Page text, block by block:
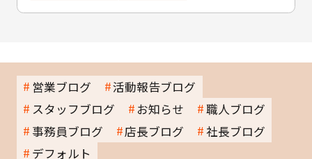
営業ブログ
活動報告ブログ
スタッフブログ
お知らせ
職人ブログ
事務員ブログ
店長ブログ
社長ブログ
デフォルト